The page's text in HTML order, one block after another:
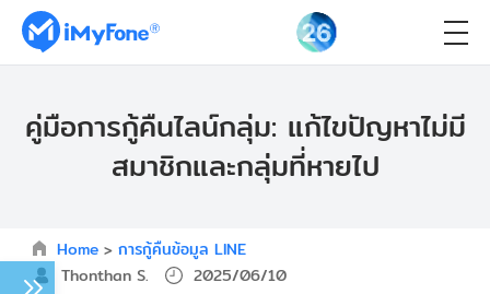
คู่มือการกู้คืนไลน์กลุ่ม: แก้ไขปัญหาไม่มี
สมาชิกและกลุ่มที่หายไป
Home > การกู้คืนข้อมูล LINE
Thonthan S.
2025/06/10